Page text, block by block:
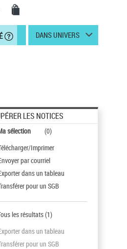
DANS UNIVERS
LES NOTICES
sélection (0)
Imprimer
par courriel
dans un tableau
pour un SGB
les résultats(1)
dans un tableau
pour un SGB